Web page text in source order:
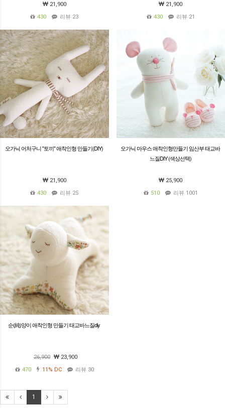
21,900
430
리뷰 23
21,900
430
리뷰 21
오가닉 어처구니 "토끼" 애착인형 만들기(DIY)
21,900
430
리뷰 25
오가닉 마우스 애착인형만들기 임산부 태교바
느질DIY (색상선택)
25,900
510
리뷰 1001
순(純)양이 애착인형 만들기 태교바느질diy
26,900
23,900
470
11% DC 리뷰 30
1